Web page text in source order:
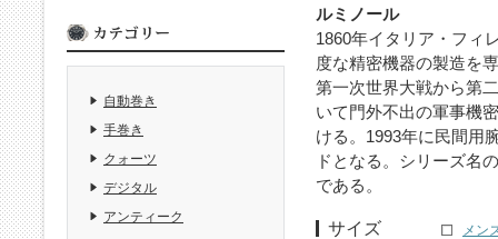
ルミノール
1860年イタリア・フィ
度な精密機器の製造を
第一次世界大戦から第
いて門外不出の軍事機
ける。1993年に民間用
ドとなる。シリーズ名
である。
サイズ メン
自動巻き
手巻き
クォーツ
デジタル
アンティーク